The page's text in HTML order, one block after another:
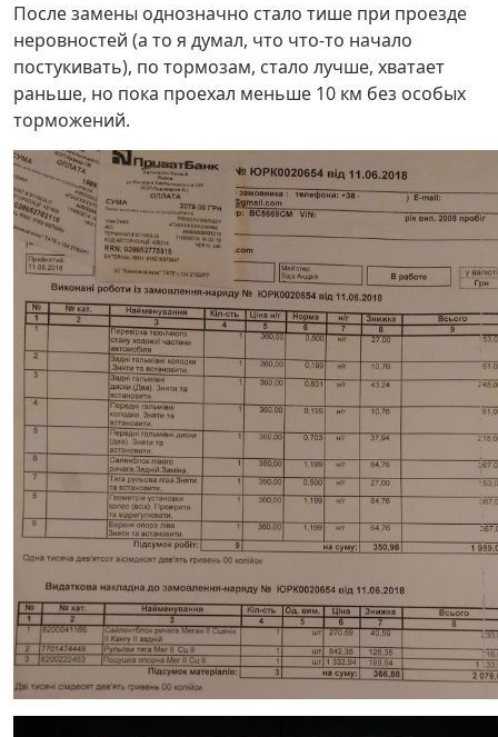
После замены однозначно стало тише при проезде
неровностей (а то я думал, что что-то начало
постукивать), по тормозам, стало лучше, хватает
раньше, но пока проехал меньше 10 км без особых
торможений.